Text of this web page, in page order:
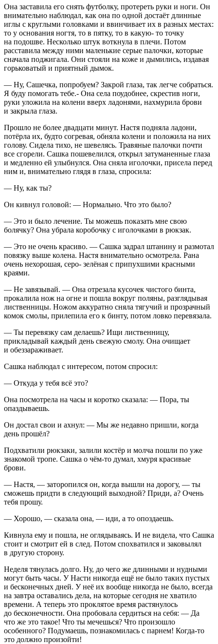
Она заставила его снять футболку, протереть руки и ноги. Он
внимательно наблюдал, как она по одной достаёт длинные
иглы с круглыми головками и ввинчивает их в разных местах:
то у основания ногтя, то в пятку, то в какую- то точку
на подошве. Несколько штук воткнула в плечи. Потом
расставила между ними маленькие серые палочки, которые
сначала поджигала. Они стояли на коже и дымились, издавая
горьковатый и приятный дымок.
— Ну, Сашечка, попробуем? Закрой глаза, так легче собраться.
Я буду помогать тебе.- Она села поудобнее, скрестив ноги,
руки уложила на колени вверх ладонями, нахмурила брови
и закрыла глаза.
Прошло не более двадцати минут. Настя подняла ладони,
потёрла их, будто согревая, обняла колени и положила на них
голову. Сидела тихо, не шевелясь. Травяные палочки почти
все сгорели. Сашка пошевелился, открыл затуманенные глаза
и медленно ей улыбнулся. Она сняла иголочки, присела перед
ним и, внимательно глядя в глаза, спросила:
— Ну, как ты?
Он кивнул головой: — Нормально. Что это было?
— Это и было лечение. Ты можешь показать мне свою
болячку? Она убрала коробочку с иголочками в рюкзак.
— Это не очень красиво. — Сашка задрал штанину и размотал
повязку выше колена. Настя внимательно осмотрела. Рана
очень нехорошая, серо- зелёная с припухшими красными
краями.
— Не завязывай. — Она отрезала кусочек чистого бинта,
прокалила нож на огне и пошла вокруг поляны, разглядывая
лиственницы. Ножом аккуратно сняла тягучий и прозрачный
комок смолы, прилепила его к бинту, потом ловко перевязала.
— Ты перевязку сам делаешь? Ищи лиственницу,
прикладывай каждый день свежую смолу. Она очищает
и обеззараживает.
Сашка наблюдал с интересом, потом спросил:
— Откуда у тебя всё это?
Она посмотрела на часы и коротко сказала: — Пора, ты
опаздываешь.
Он достал свои и ахнул: — Мы же недавно пришли, когда
день прошёл?
Подхватили рюкзаки, залили костёр и молча пошли по уже
знакомой тропе. Сашка о чём-то думал, хмуря красивые
брови.
— Настя, — заторопился он, когда вышли на дорогу, — ты
сможешь придти в следующий выходной? Приди, а? Очень
тебя прошу.
— Хорошо, — сказала она, — иди, а то опоздаешь.
Кивнула ему и пошла, не оглядываясь. И не видела, что Сашка
стоит и смотрит ей в след. Потом спохватился и заковылял
в другую сторону.
Неделя тянулась долго. Ну, до чего же длинными и нудными
могут быть часы. У Насти никогда ещё не было таких пустых
и бесконечных дней. У неё их вообще никогда не было, всегда
на завтра оставались дела, на которые сегодня не хватило
времени. А теперь это проклятое время растянулось
до бесконечности. Она пробовала сердиться на себя: — Да
что же это такое! Что ты мечешься? Что произошло
особенного? Подумаешь, познакомилась с парнем! Когда-то
это должно произойти!